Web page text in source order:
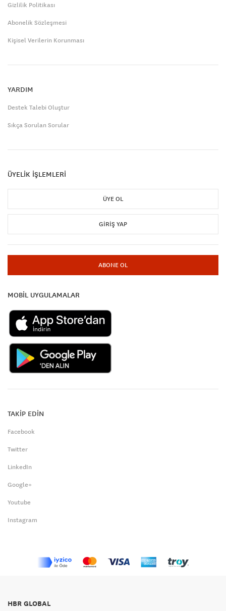
Gizlilik Politikası
Abonelik Sözleşmesi
Kişisel Verilerin Korunması
YARDIM
Destek Talebi Oluştur
Sıkça Sorulan Sorular
ÜYELİK İŞLEMLERİ
ÜYE OL
GIRIŞ YAP
ABONE OL
MOBİL UYGULAMALAR
TAKİP EDİN
Facebook
Twitter
LinkedIn
Google+
Youtube
Instagram
HBR GLOBAL